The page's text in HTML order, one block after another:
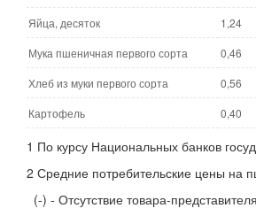
Яйца, десяток
1,24
Мука пшеничная первого сорта
0,46
Хлеб из муки первого сорта
0,56
Картофель
0,40
1 По курсу Национальных банков
2 Средние потребительские цены на
(-) - Отсутствие товара-